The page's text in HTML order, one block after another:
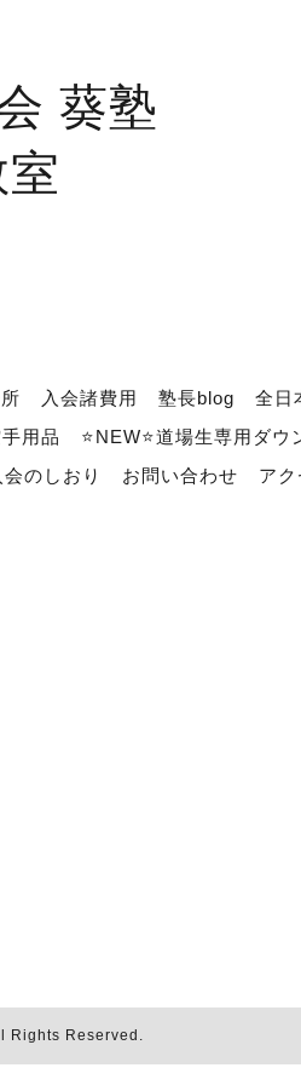
葵塾
入会諸費用 塾長blog
全日
用品
⭐NEW⭐道場生専用ダウ
会のしおり お問い合わせ アク
Rights Reserved.